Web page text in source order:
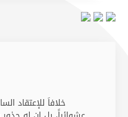
خلافاَ للإعتقاد